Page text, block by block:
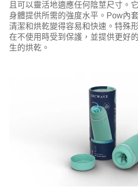
且可以靈活地適應任何陰莖尺寸。
身體提供所需的強度水平。Pow內
清潔和烘乾變得容易和快速。特殊
在不使用​​時受到保護，並提供更好
生的烘乾。